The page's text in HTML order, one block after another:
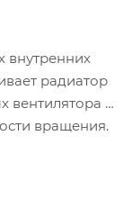
внутренних
радиатор
вентилятора с
вращения.